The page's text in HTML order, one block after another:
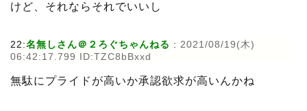
けど、それならそれでいいし
22:名無しさん＠２ろぐちゃんねる : 2021/08/19(木)
06:42:17.799 ID:TZC8bBxxd
無駄にプライドが高いか承認欲求が高いんかね